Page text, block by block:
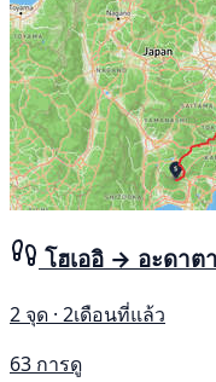
โฮเออิ → อะดาต
2 จุด · 2เดือนที่แล้ว
63 การดู